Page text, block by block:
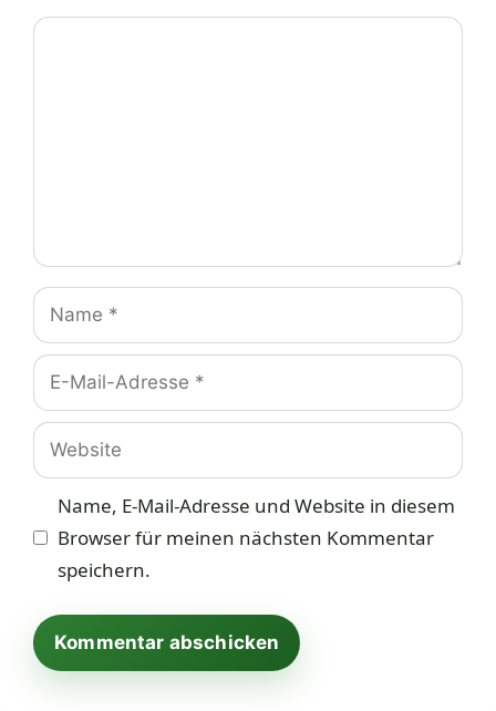
Kommentar
Name
E-
Mail-
Adresse
Website
Name, E-Mail-Adresse und Website in diesem
Browser für meinen nächsten Kommentar
speichern.